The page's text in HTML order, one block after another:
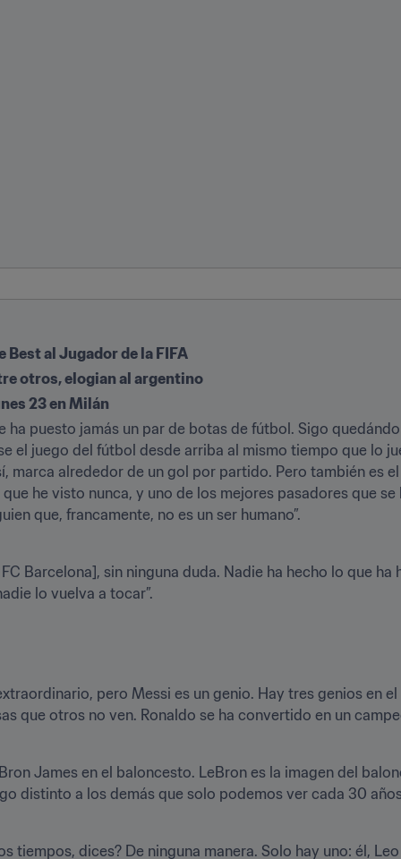
al Jugador de la FIFA
otros, elogian al argentino
23 en Milán
ha puesto jamás un par de botas de fútbol. Sigo
el juego del fútbol desde arriba al mismo tiempo que lo
marca alrededor de un gol por partido. Pero también es
he visto nunca, y uno de los mejores pasadores que
Barcelona], sin ninguna duda. Nadie ha hecho lo que
pero Messi es un genio. Hay tres genios en
James en el baloncesto. LeBron es la imagen del